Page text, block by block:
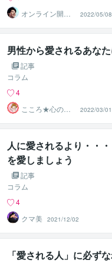
オンライン開運
ビジネスアドバ
イザー＠志念
2022/05/08
男性から愛されるあな
記事
コラム
4
こころ★心のナ
ース あなたを幸
せに導く
2022/03/01
人に愛されるより・・
を愛しましょう
記事
コラム
4
クマ美 2021/12/02
「愛される人」に必ず